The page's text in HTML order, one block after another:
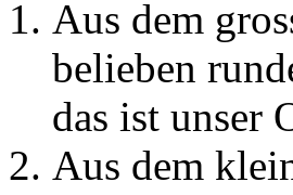
Aus dem
belieben
das ist unser
Aus dem